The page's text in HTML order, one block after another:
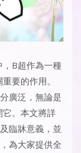
，B超作為一種
要的作用。
廣泛，無論是
它。本文將詳
臨牀意義，並
為大家提供全